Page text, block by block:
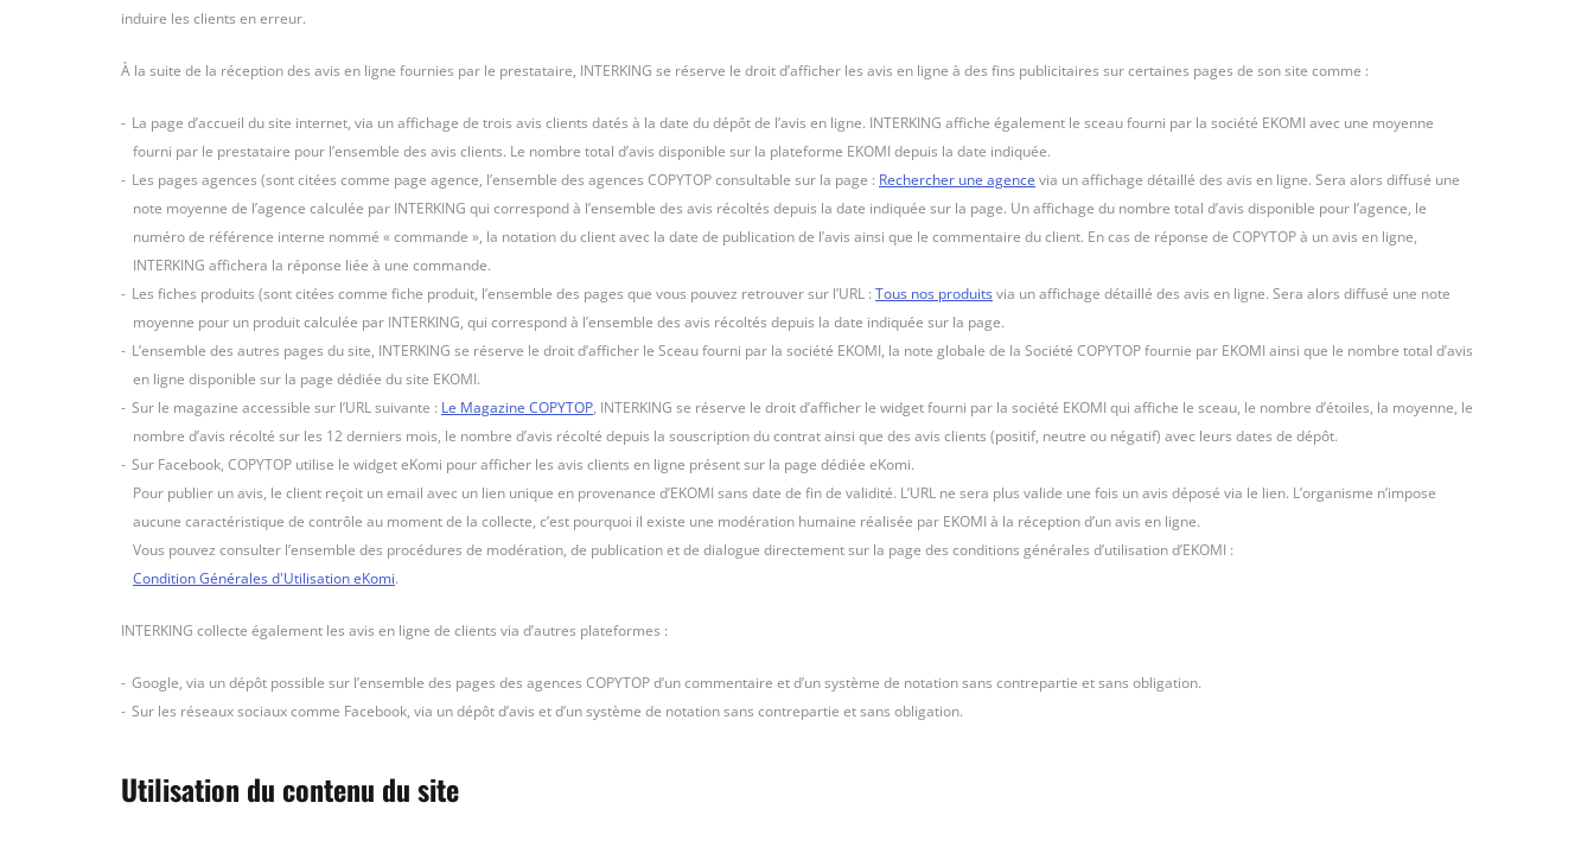
induire les clients en erreur.
À la suite de la réception des avis en ligne fournies par le prestataire, INTERKING se réserve le droit d’afficher les avis en ligne à des fins publicitaires sur certaines pages de son site comme :
La page d’accueil du site internet, via un affichage de trois avis clients datés à la date du dépôt de l’avis en ligne. INTERKING affiche également le sceau fourni par la société EKOMI avec une moyenne
fourni par le prestataire pour l’ensemble des avis clients. Le nombre total d’avis disponible sur la plateforme EKOMI depuis la date indiquée.
Les pages agences (sont citées comme page agence, l’ensemble des agences COPYTOP consultable sur la page : Rechercher une agence via un affichage détaillé des avis en ligne. Sera alors diffusé une
note moyenne de l’agence calculée par INTERKING qui correspond à l’ensemble des avis récoltés depuis la date indiquée sur la page. Un affichage du nombre total d’avis disponible pour l’agence, le
numéro de référence interne nommé « commande », la notation du client avec la date de publication de l’avis ainsi que le commentaire du client. En cas de réponse de COPYTOP à un avis en ligne,
INTERKING affichera la réponse liée à une commande.
Les fiches produits (sont citées comme fiche produit, l’ensemble des pages que vous pouvez retrouver sur l’URL : Tous nos produitsvia un affichage détaillé des avis en ligne. Sera alors diffusé une note
moyenne pour un produit calculée par INTERKING, qui correspond à l’ensemble des avis récoltés depuis la date indiquée sur la page.
L’ensemble des autres pages du site, INTERKING se réserve le droit d’afficher le Sceau fourni par la société EKOMI, la note globale de la Société COPYTOP fournie par EKOMI ainsi que le nombre total d’avis
en ligne disponible sur la page dédiée du site EKOMI.
Sur le magazine accessible sur l’URL suivante : Le Magazine COPYTOP , INTERKING se réserve le droit d’afficher le widget fourni par la société EKOMI qui affiche le sceau, le nombre d’étoiles, la moyenne, le
nombre d’avis récolté sur les 12 derniers mois, le nombre d’avis récolté depuis la souscription du contrat ainsi que des avis clients (positif, neutre ou négatif) avec leurs dates de dépôt.
Sur Facebook, COPYTOP utilise le widget eKomi pour afficher les avis clients en ligne présent sur la page dédiée eKomi.
Pour publier un avis, le client reçoit un email avec un lien unique en provenance d’EKOMI sans date de fin de validité. L’URL ne sera plus valide une fois un avis déposé via le lien. L’organisme n’impose
aucune caractéristique de contrôle au moment de la collecte, c’est pourquoi il existe une modération humaine réalisée par EKOMI à la réception d’un avis en ligne.
Vous pouvez consulter l’ensemble des procédures de modération, de publication et de dialogue directement sur la page des conditions générales d’utilisation d’EKOMI :
Condition Générales d'Utilisation eKomi.
INTERKING collecte également les avis en ligne de clients via d’autres plateformes :
Google, via un dépôt possible sur l’ensemble des pages des agences COPYTOP d’un commentaire et d’un système de notation sans contrepartie et sans obligation.
Sur les réseaux sociaux comme Facebook, via un dépôt d’avis et d’un système de notation sans contrepartie et sans obligation.
Utilisation du contenu du site